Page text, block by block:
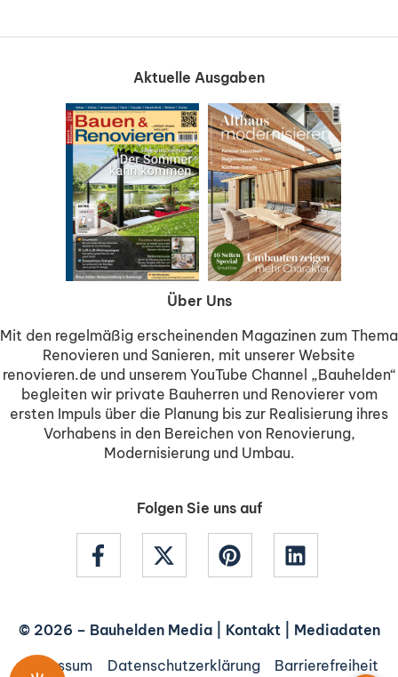
Aktuelle Ausgaben
Über Uns
Mit den regelmäßig erscheinenden Magazinen zum Thema
Renovieren und Sanieren, mit unserer Website
renovieren.de und unserem YouTube Channel „Bauhelden“
begleiten wir private Bauherren und Renovierer vom
ersten Impuls über die Planung bis zur Realisierung ihres
Vorhabens in den Bereichen von Renovierung,
Modernisierung und Umbau.
Folgen Sie uns auf
© 2026 – Bauhelden Media| Kontakt| Mediadaten
Impressum
Datenschutzerklärung Barrierefreiheit